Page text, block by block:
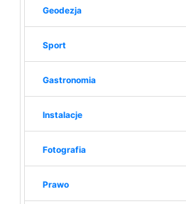
Geodezja
Sport
Gastronomia
Instalacje
Fotografia
Prawo